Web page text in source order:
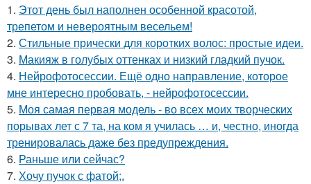
1. Этот день был наполнен особенной красотой,
трепетом и невероятным весельем!
2. Стильные прически для коротких волос: простые идеи.
3. Макияж в голубых оттенках и низкий гладкий пучок.
4. Нейрофотосессии. Ещё одно направление, которое
мне интересно пробовать, - нейрофотосессии.
5. Моя самая первая модель - во всех моих творческих
порывах лет с 7 та, на ком я училась … и, честно, иногда
тренировалась даже без предупреждения.
6. Раньше или сейчас?
7. Хочу пучок с фатой;.